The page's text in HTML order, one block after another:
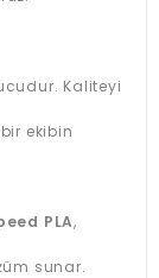
Kaliteyi
ekibin
PLA,
sunar.